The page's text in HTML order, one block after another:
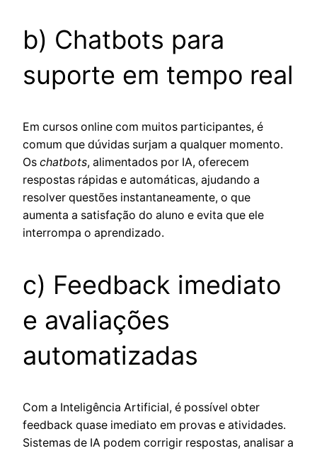
b) Chatbots para
suporte em tempo real
Em cursos online com muitos participantes, é
comum que dúvidas surjam a qualquer momento.
Os chatbots, alimentados por IA, oferecem
respostas rápidas e automáticas, ajudando a
resolver questões instantaneamente, o que
aumenta a satisfação do aluno e evita que ele
interrompa o aprendizado.
c) Feedback imediato
e avaliações
automatizadas
Com a Inteligência Artificial, é possível obter
feedback quase imediato em provas e atividades.
Sistemas de IA podem corrigir respostas, analisar a